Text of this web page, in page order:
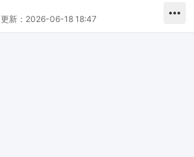
更新： 2026-06-18 18:47